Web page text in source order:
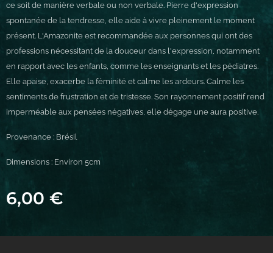
ce soit de manière verbale ou non verbale. Pierre d'expression
spontanée de la tendresse, elle aide à vivre pleinement le moment
présent. L'Amazonite est recommandée aux personnes qui ont des
professions nécessitant de la douceur dans l'expression, notamment
en rapport avec les enfants, comme les enseignants et les pédiatres.
Elle apaise, exacerbe la féminité et calme les ardeurs. Calme les
sentiments de frustration et de tristesse. Son rayonnement positif rend
imperméable aux pensées négatives, elle dégage une aura positive.
Provenance : Brésil
Dimensions : Environ 5cm
6,00 €